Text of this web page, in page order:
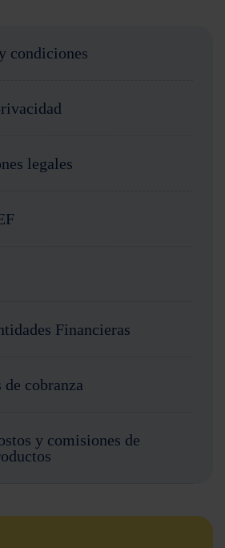
condiciones
legales
Financieras
de cobranza
y comisiones de